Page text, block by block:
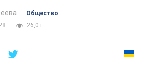
Общество
26,0 т.